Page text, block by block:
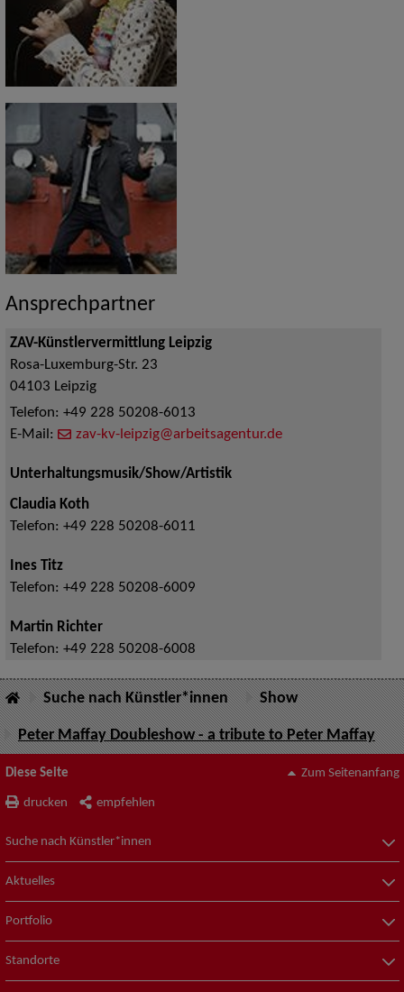
Ansprechpartner
ZAV-Künstlervermittlung Leipzig
Rosa-Luxemburg-Str. 23
04103 Leipzig
Telefon: +49 228 50208-6013
E-Mail:
zav-kv-leipzig@arbeitsagentur.de
Unterhaltungsmusik/Show/Artistik
Claudia Koth
Telefon: +49 228 50208-6011
Ines Titz
Telefon: +49 228 50208-6009
Martin Richter
Telefon: +49 228 50208-6008
Suche nach Künstler*innen Show
Peter Maffay Doubleshow - a tribute to Peter Maffay
Diese Seite
drucken empfehlen
Zum Seitenanfang
Suche nach Künstler*innen
Aktuelles
Portfolio
Standorte